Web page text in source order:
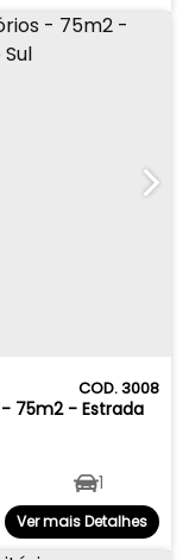
3008
75m2 - Estrada
1
550.00m²
Ver mais Detalhes